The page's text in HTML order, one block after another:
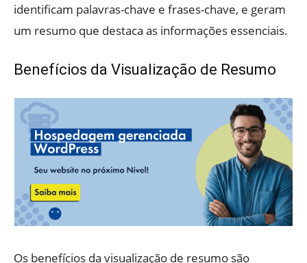
identificam palavras-chave e frases-chave, e geram
um resumo que destaca as informações essenciais.
Benefícios da Visualização de Resumo
Os benefícios da visualização de resumo são